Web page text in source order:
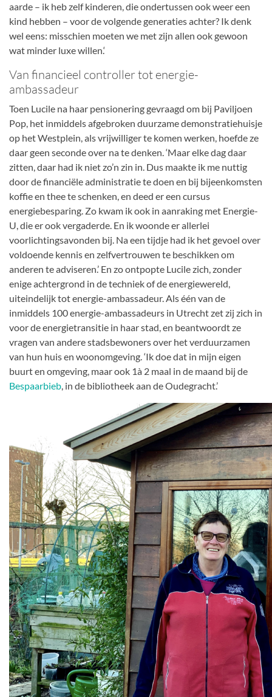
aarde – ik heb zelf kinderen, die ondertussen ook weer een
kind hebben – voor de volgende generaties achter? Ik denk
wel eens: misschien moeten we met zijn allen ook gewoon
wat minder luxe willen.‘
Van financieel controller tot energie-
ambassadeur
Toen Lucile na haar pensionering gevraagd om bij Paviljoen
Pop, het inmiddels afgebroken duurzame demonstratiehuisje
op het Westplein, als vrijwilliger te komen werken, hoefde ze
daar geen seconde over na te denken. ‘Maar elke dag daar
zitten, daar had ik niet zo’n zin in. Dus maakte ik me nuttig
door de financiële administratie te doen en bij bijeenkomsten
koffie en thee te schenken, en deed er een cursus
energiebesparing. Zo kwam ik ook in aanraking met Energie-
U, die er ook vergaderde. En ik woonde er allerlei
voorlichtingsavonden bij. Na een tijdje had ik het gevoel over
voldoende kennis en zelfvertrouwen te beschikken om
anderen te adviseren.’ En zo ontpopte Lucile zich, zonder
enige achtergrond in de techniek of de energiewereld,
uiteindelijk tot energie-ambassadeur. Als één van de
inmiddels 100 energie-ambassadeurs in Utrecht zet zij zich in
voor de energietransitie in haar stad, en beantwoordt ze
vragen van andere stadsbewoners over het verduurzamen
van hun huis en woonomgeving. ‘Ik doe dat in mijn eigen
buurt en omgeving, maar ook 1à 2 maal in de maand bij de
Bespaarbieb, in de bibliotheek aan de Oudegracht.’